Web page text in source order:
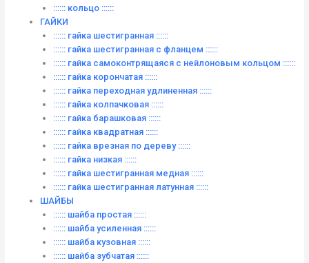
:::::: кольцо ::::::
ГАЙКИ
:::::: гайка шестигранная ::::::
:::::: гайка шестигранная с фланцем ::::::
:::::: гайка самоконтрящаяся с нейлоновым кольцом ::::::
:::::: гайка корончатая ::::::
:::::: гайка переходная удлиненная ::::::
:::::: гайка колпачковая ::::::
:::::: гайка барашковая ::::::
:::::: гайка квадратная ::::::
:::::: гайка врезная по дереву ::::::
:::::: гайка низкая ::::::
:::::: гайка шестигранная медная ::::::
:::::: гайка шестигранная латунная ::::::
ШАЙБЫ
:::::: шайба простая ::::::
:::::: шайба усиленная ::::::
:::::: шайба кузовная ::::::
:::::: шайба зубчатая ::::::